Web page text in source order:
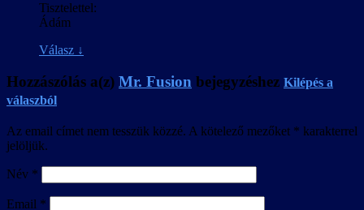
Tisztelettel:
Ádám
Válasz ↓
Hozzászólás a(z) Mr. Fusion bejegyzéshez Kilépés a
válaszból
Az email címet nem tesszük közzé. A kötelező mezőket * karakterrel
jelöljük.
Név *
Email *